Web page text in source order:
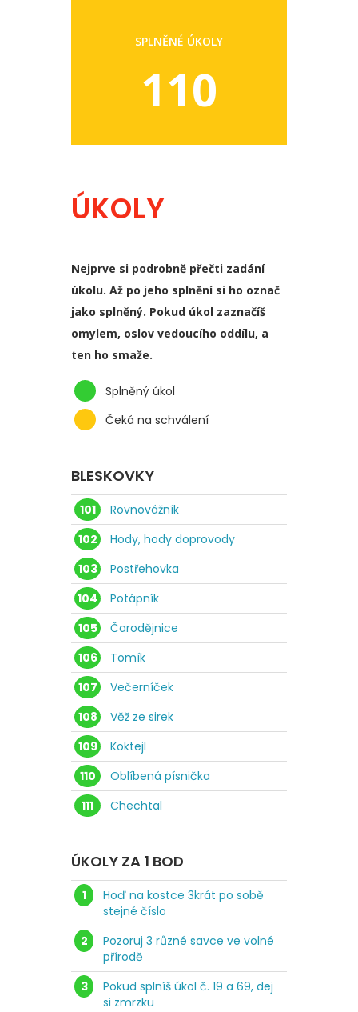
SPLNĚNÉ ÚKOLY
110
ÚKOLY
Nejprve si podrobně přečti zadání
úkolu. Až po jeho splnění si ho označ
jako splněný. Pokud úkol zaznačíš
omylem, oslov vedoucího oddílu, a
ten ho smaže.
Splněný úkol
Čeká na schválení
BLESKOVKY
101
Rovnovážník
102
Hody, hody doprovody
103
Postřehovka
104
Potápník
105
Čarodějnice
106
Tomík
107
Večerníček
108
Věž ze sirek
109
Koktejl
110
Oblíbená písnička
111
Chechtal
ÚKOLY ZA 1 BOD
1
Hoď na kostce 3krát po sobě
stejné číslo
2
Pozoruj 3 různé savce ve volné
přírodě
3
Pokud splníš úkol č. 19 a 69, dej
si zmrzku